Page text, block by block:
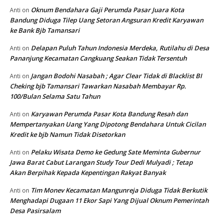
Anti on Oknum Bendahara Gaji Perumda Pasar Juara Kota
Bandung Diduga Tilep Uang Setoran Angsuran Kredit Karyawan
ke Bank Bjb Tamansari
Anti on Delapan Puluh Tahun Indonesia Merdeka, Rutilahu di Desa
Pananjung Kecamatan Cangkuang Seakan Tidak Tersentuh
Anti on Jangan Bodohi Nasabah ; Agar Clear Tidak di Blacklist BI
Cheking bjb Tamansari Tawarkan Nasabah Membayar Rp.
100/Bulan Selama Satu Tahun
Anti on Karyawan Perumda Pasar Kota Bandung Resah dan
Mempertanyakan Uang Yang Dipotong Bendahara Untuk Cicilan
Kredit ke bjb Namun Tidak Disetorkan
Anti on Pelaku Wisata Demo ke Gedung Sate Meminta Gubernur
Jawa Barat Cabut Larangan Study Tour Dedi Mulyadi ; Tetap
Akan Berpihak Kepada Kepentingan Rakyat Banyak
Anti on Tim Monev Kecamatan Mangunreja Diduga Tidak Berkutik
Menghadapi Dugaan 11 Ekor Sapi Yang Dijual Oknum Pemerintah
Desa Pasirsalam